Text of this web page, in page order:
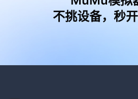
不挑设备，秒开